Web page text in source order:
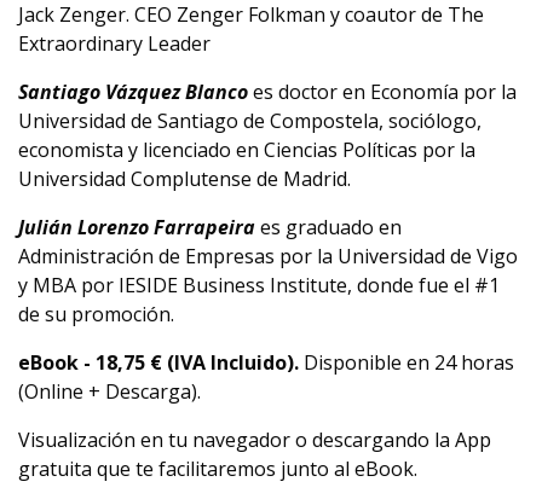
Jack Zenger. CEO Zenger Folkman y coautor de The
Extraordinary Leader
Santiago Vázquez Blancoes doctor en Economía por la
Universidad de Santiago de Compostela, sociólogo,
economista y licenciado en Ciencias Políticas por la
Universidad Complutense de Madrid.
Julián Lorenzo Farrapeiraes graduado en
Administración de Empresas por la Universidad de Vigo
y MBA por IESIDE Business Institute, donde fue el #1
de su promoción.
eBook - 18,75 € (IVA Incluido). Disponible en 24 horas
(Online + Descarga).
Visualización en tu navegador o descargando la App
gratuita que te facilitaremos junto al eBook.